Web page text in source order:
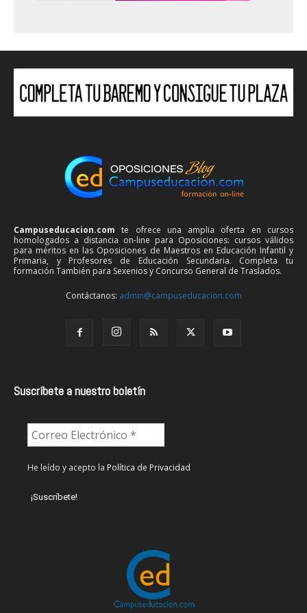
Campuseducacion.com te ofrece una amplia oferta en cursos
homologados a distancia on-line para Oposiciones: cursos válidos
para méritos en las Oposiciones de Maestros en Educación Infantil y
Primaria, y Profesores de Educación Secundaria. Completa tu
formación También para Sexenios y Concurso General de Traslados.
Contáctanos: admin@campuseducacion.com
Suscríbete a nuestro boletín
He leído y acepto la Política de Privacidad